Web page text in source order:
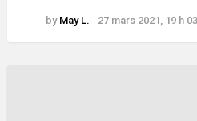
by May L. 27 mars 2021, 19 h